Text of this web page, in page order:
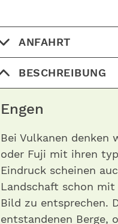
ANFAHRT
BESCHREIBUNG
Engen
Bei Vulkanen denken
oder Fuji mit ihren
Eindruck scheinen
Landschaft schon
Bild zu entsprechen.
entstandenen Berge,